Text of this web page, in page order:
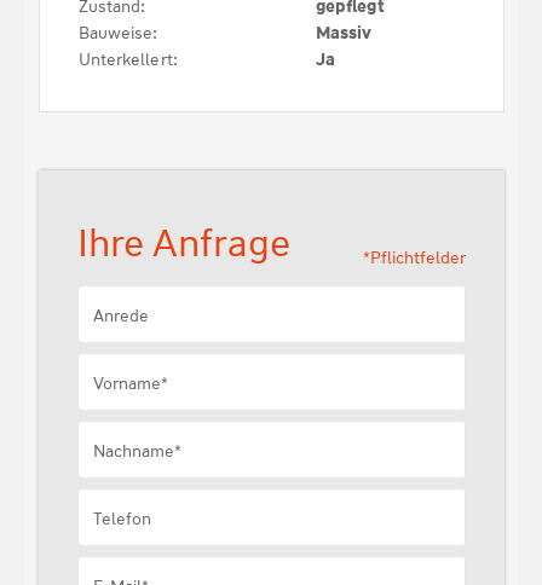
Zustand:
gepflegt
Bauweise:
Massiv
Unterkellert:
Ja
*Pflichtfelder
Ihre Anfrage
Anrede
Vorname*
Nachname*
Telefon